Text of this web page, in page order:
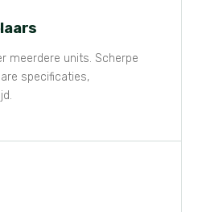
meerdere units. Scherpe
specificaties,